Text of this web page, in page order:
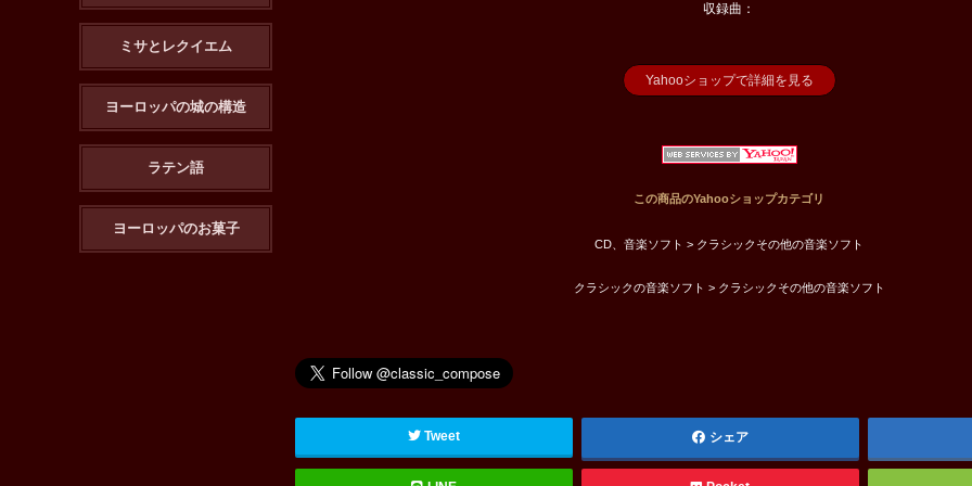
収録曲：
Yahooショップで詳細を見る
この商品のYahooショップカテゴリ
CD、音楽ソフト > クラシックその他の音楽ソフト
クラシックの音楽ソフト > クラシックその他の音楽ソフト
Tweet シェア
ミサとレクイエム
ヨーロッパの城の構造
ラテン語
ヨーロッパのお菓子